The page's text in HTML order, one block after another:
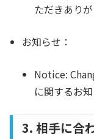
ただきあり
お知らせ：
Notice:
に関するお知
3. 相手に合